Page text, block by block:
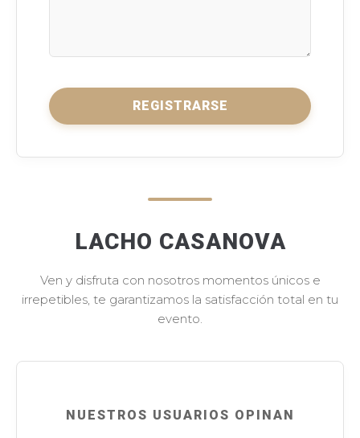
REGISTRARSE
LACHO CASANOVA
Ven y disfruta con nosotros momentos únicos e
irrepetibles, te garantizamos la satisfacción total en tu
evento.
NUESTROS USUARIOS OPINAN